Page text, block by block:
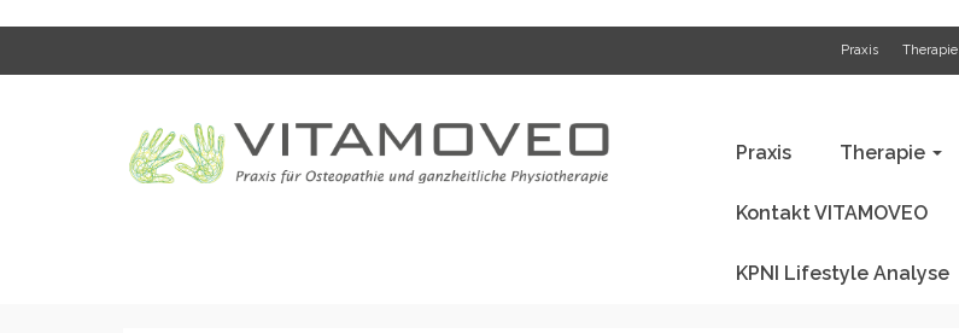
Praxis Therapie
Praxis Therapie
Kontakt VITAMOVEO
KPNI Lifestyle Analyse